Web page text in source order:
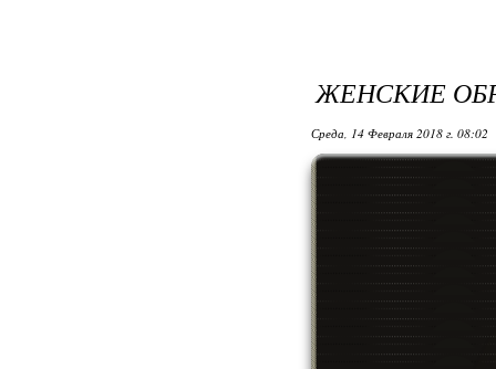
ЖЕНСКИЕ
Среда, 14 Февраля 2018 г. 08:02